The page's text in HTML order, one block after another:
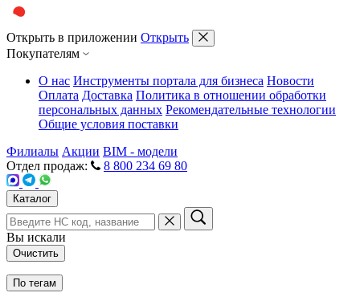
Открыть в приложении Открыть
Покупателям
О нас Инструменты портала для бизнеса Новости
Оплата Доставка Политика в отношении обработки
персональных данных Рекомендательные технологии
Общие условия поставки
Филиалы Акции BIM - модели
Отдел продаж:
8 800 234 69 80
Каталог
Вы искали
Очистить
По тегам